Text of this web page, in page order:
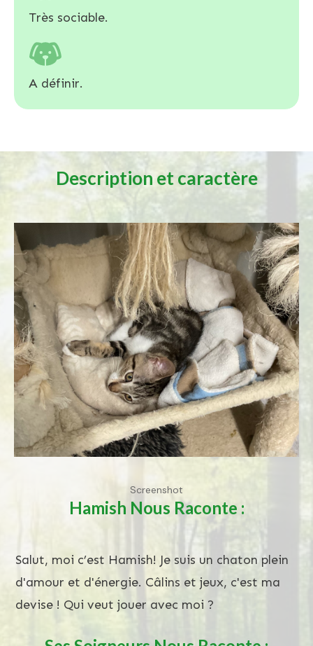
Très sociable.
A définir.
Description et caractère
Screenshot
Hamish Nous Raconte :
Salut, moi c’est Hamish! Je suis un chaton plein
d'amour et d'énergie. Câlins et jeux, c'est ma
devise ! Qui veut jouer avec moi ?